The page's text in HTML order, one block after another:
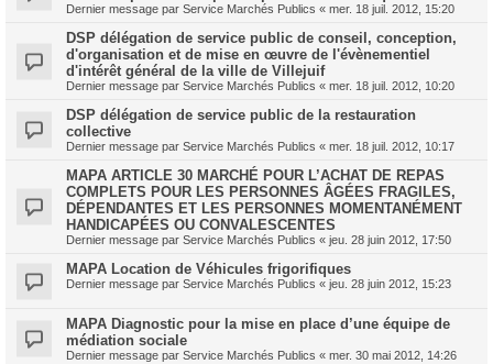
Dernier message par Service Marchés Publics « mer. 18 juil. 2012, 15:20
DSP délégation de service public de conseil, conception,
d'organisation et de mise en œuvre de l'évènementiel
d'intérêt général de la ville de Villejuif
Dernier message par Service Marchés Publics « mer. 18 juil. 2012, 10:20
DSP délégation de service public de la restauration
collective
Dernier message par Service Marchés Publics « mer. 18 juil. 2012, 10:17
MAPA ARTICLE 30 MARCHÉ POUR L’ACHAT DE REPAS
COMPLETS POUR LES PERSONNES ÂGÉES FRAGILES,
DÉPENDANTES ET LES PERSONNES MOMENTANÉMENT
HANDICAPÉES OU CONVALESCENTES
Dernier message par Service Marchés Publics « jeu. 28 juin 2012, 17:50
MAPA Location de Véhicules frigorifiques
Dernier message par Service Marchés Publics « jeu. 28 juin 2012, 15:23
MAPA Diagnostic pour la mise en place d’une équipe de
médiation sociale
Dernier message par Service Marchés Publics « mer. 30 mai 2012, 14:26